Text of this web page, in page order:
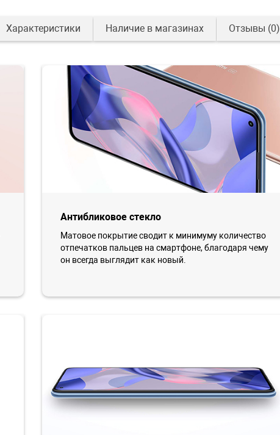
Характеристики Наличие в магазинах Отзывы (0)
Антибликовое стекло
Матовое покрытие сводит к минимуму количество
отпечатков пальцев на смартфоне, благодаря чему
он всегда выглядит как новый.